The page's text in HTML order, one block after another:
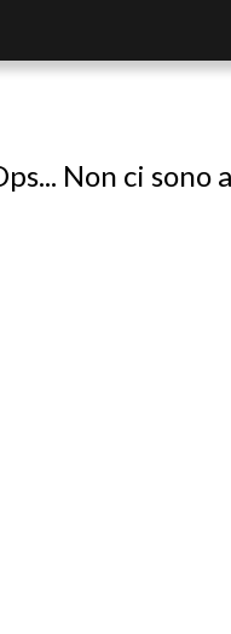
Non ci